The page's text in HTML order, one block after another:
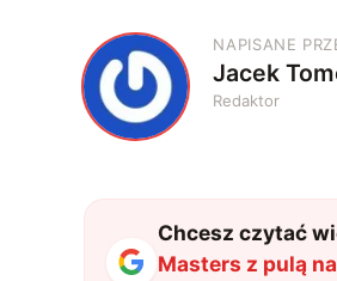
J
NAPISANE
Jacek
Redaktor
Chcesz czytać
Masters z pulą